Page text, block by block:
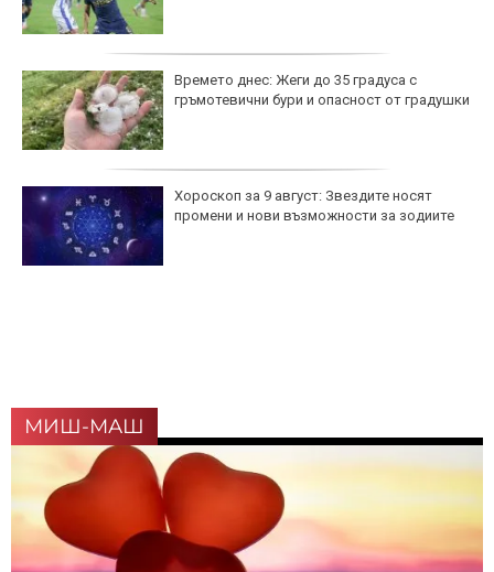
Времето днес: Жеги до 35 градуса с
гръмотевични бури и опасност от градушки
Хороскоп за 9 август: Звездите носят
промени и нови възможности за зодиите
МИШ-МАШ